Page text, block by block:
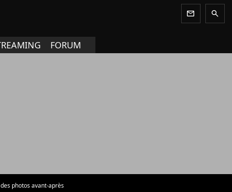
newsletter search
FORUM
photos avant-après